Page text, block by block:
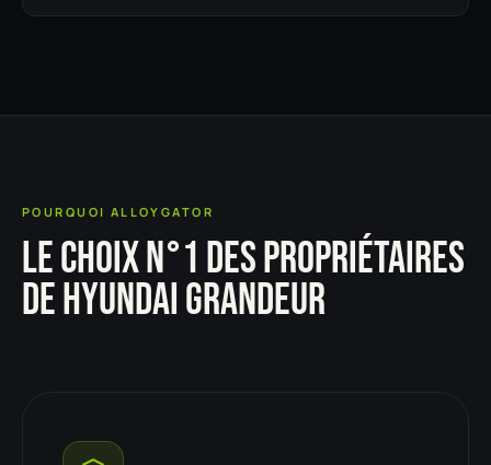
POURQUOI ALLOYGATOR
LE CHOIX N°1 DES PROPRIÉTAIRES
DE HYUNDAI GRANDEUR